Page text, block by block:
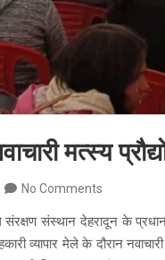
मत्स्य
No Comments
संस्थान देहरादून के
व्यापार मेले के दौरान